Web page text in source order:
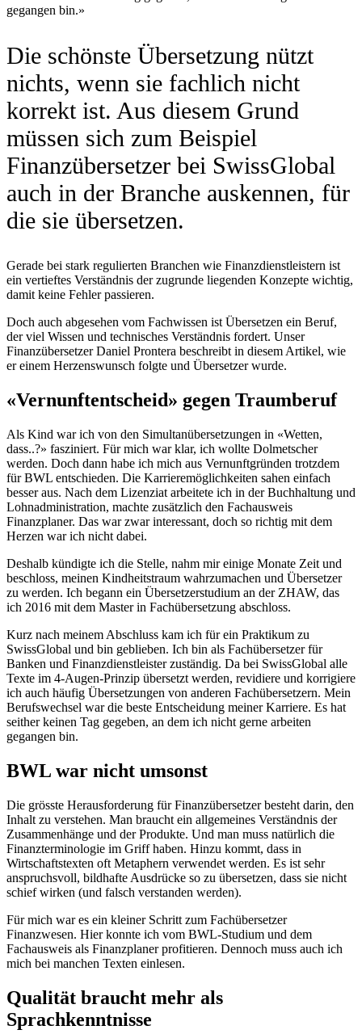
gegangen bin.»
Die schönste Übersetzung nützt
nichts, wenn sie fachlich nicht
korrekt ist. Aus diesem Grund
müssen sich zum Beispiel
Finanzübersetzer bei SwissGlobal
auch in der Branche auskennen, für
die sie übersetzen.
Gerade bei stark regulierten Branchen wie Finanzdienstleistern ist
ein vertieftes Verständnis der zugrunde liegenden Konzepte wichtig,
damit keine Fehler passieren.
Doch auch abgesehen vom Fachwissen ist Übersetzen ein Beruf,
der viel Wissen und technisches Verständnis fordert. Unser
Finanzübersetzer Daniel Prontera beschreibt in diesem Artikel, wie
er einem Herzenswunsch folgte und Übersetzer wurde.
«Vernunftentscheid» gegen Traumberuf
Als Kind war ich von den Simultanübersetzungen in «Wetten,
dass..?» fasziniert. Für mich war klar, ich wollte Dolmetscher
werden. Doch dann habe ich mich aus Vernunftgründen trotzdem
für BWL entschieden. Die Karrieremöglichkeiten sahen einfach
besser aus. Nach dem Lizenziat arbeitete ich in der Buchhaltung und
Lohnadministration, machte zusätzlich den Fachausweis
Finanzplaner. Das war zwar interessant, doch so richtig mit dem
Herzen war ich nicht dabei.
Deshalb kündigte ich die Stelle, nahm mir einige Monate Zeit und
beschloss, meinen Kindheitstraum wahrzumachen und Übersetzer
zu werden. Ich begann ein Übersetzerstudium an der ZHAW, das
ich 2016 mit dem Master in Fachübersetzung abschloss.
Kurz nach meinem Abschluss kam ich für ein Praktikum zu
SwissGlobal und bin geblieben. Ich bin als Fachübersetzer für
Banken und Finanzdienstleister zuständig. Da bei SwissGlobal alle
Texte im 4-Augen-Prinzip übersetzt werden, revidiere und korrigiere
ich auch häufig Übersetzungen von anderen Fachübersetzern. Mein
Berufswechsel war die beste Entscheidung meiner Karriere. Es hat
seither keinen Tag gegeben, an dem ich nicht gerne arbeiten
gegangen bin.
BWL war nicht umsonst
Die grösste Herausforderung für Finanzübersetzer besteht darin, den
Inhalt zu verstehen. Man braucht ein allgemeines Verständnis der
Zusammenhänge und der Produkte. Und man muss natürlich die
Finanzterminologie im Griff haben. Hinzu kommt, dass in
Wirtschaftstexten oft Metaphern verwendet werden. Es ist sehr
anspruchsvoll, bildhafte Ausdrücke so zu übersetzen, dass sie nicht
schief wirken (und falsch verstanden werden).
Für mich war es ein kleiner Schritt zum Fachübersetzer
Finanzwesen. Hier konnte ich vom BWL-Studium und dem
Fachausweis als Finanzplaner profitieren. Dennoch muss auch ich
mich bei manchen Texten einlesen.
Qualität braucht mehr als
Sprachkenntnisse